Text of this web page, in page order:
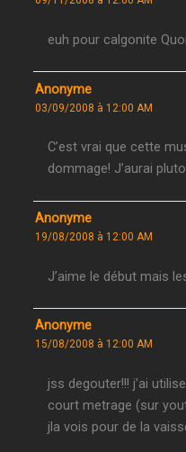
euh pour calgonite
Anonyme
03/09/2008 à 12:00 AM
C’est vrai que cette
dommage! J’aurai
Anonyme
19/08/2008 à 12:00 AM
J’aime le début mais
Anonyme
15/08/2008 à 12:00 AM
jss degouter!!! j’ai
court metrage (sur
jla vois pour de la